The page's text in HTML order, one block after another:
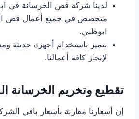
لدينا شركة قص الخرسانة في
متخصص في جميع أعمال قص
ابوظبي.
نتميز باستخدام أجهزة حديثة
لإنجاز كافة أعمالنا.
تقطيع وتخريم الخرسانة
إن أسعارنا مقارنة بأسعار باقي